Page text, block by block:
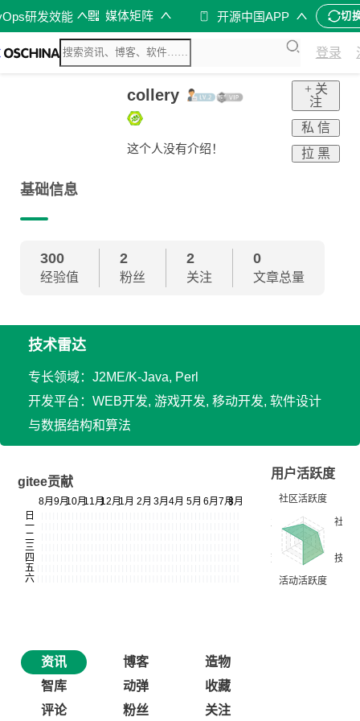
研发效能 媒体矩阵 开源中国APP 切
登录
collery
这个人没有介绍！
+ 关
注
私 信
拉 黑
基础信息
300
经验值
2
粉丝
2
关注
0
文章总量
技术雷达
专长领域：J2ME/K-Java, Perl
开发平台：WEB开发, 游戏开发, 移动开发, 软件设计
与数据结构和算法
gitee贡献
用户活跃度
资讯 博客
造物
智库
动弹
收藏
评论
粉丝 关注